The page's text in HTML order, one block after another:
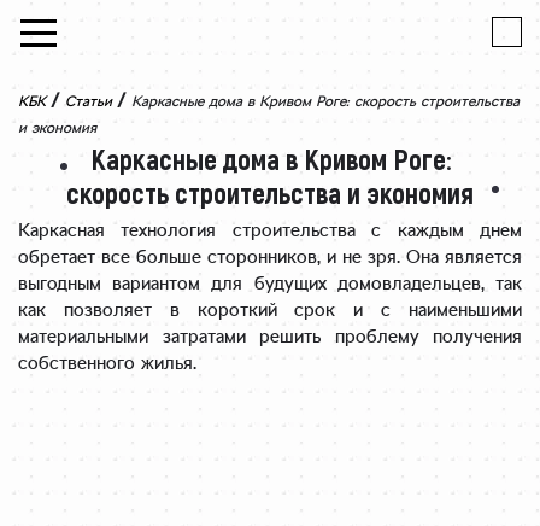
Skip to content
КБК / Статьи / Каркасные дома в Кривом Роге: скорость строительства
и экономия
Каркасные дома в Кривом Роге:
скорость строительства и экономия
Каркасная технология строительства с каждым днем
обретает все больше сторонников, и не зря. Она является
выгодным вариантом для будущих домовладельцев, так
как позволяет в короткий срок и с наименьшими
материальными затратами решить проблему получения
собственного жилья.